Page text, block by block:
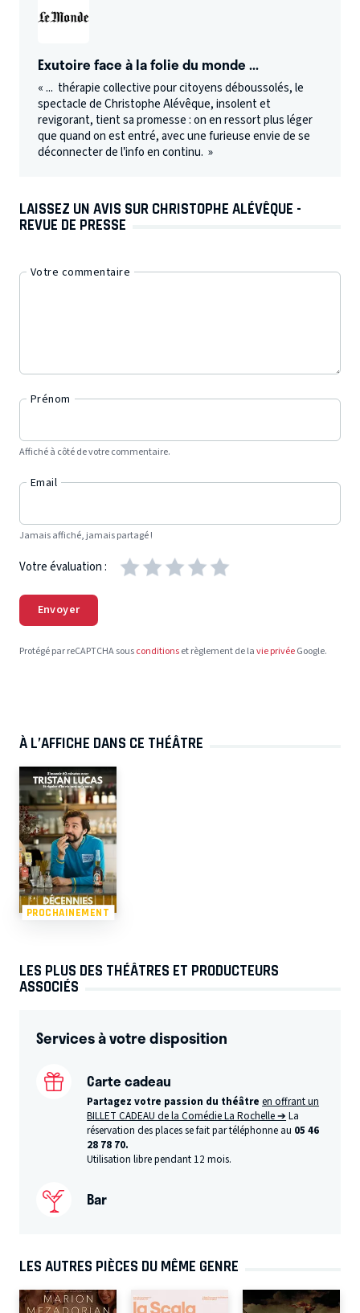
Exutoire face à la folie du monde ...
« ... thérapie collective pour citoyens déboussolés, le
spectacle de Christophe Alévêque, insolent et
revigorant, tient sa promesse : on en ressort plus léger
que quand on est entré, avec une furieuse envie de se
déconnecter de l’info en continu. »
LAISSEZ UN AVIS SUR CHRISTOPHE ALÉVÊQUE -
REVUE DE PRESSE
Votre commentaire
Prénom
Affiché à côté de votre commentaire.
Email
Jamais affiché, jamais partagé !
Votre évaluation :
Envoyer
Protégé par reCAPTCHA sousconditionset règlement de lavie privéeGoogle.
À L’AFFICHE DANS CE THÉÂTRE
PROCHAINEMENT
LES PLUS DES THÉÂTRES ET PRODUCTEURS
ASSOCIÉS
Services à votre disposition
Carte cadeau
Partagez votre passion du théâtre en offrant un
BILLET CADEAU de la Comédie La Rochelle ➔ La
réservation des places se fait par téléphonne au 05 46
28 78 70.
Utilisation libre pendant 12 mois.
Bar
LES AUTRES PIÈCES DU MÊME GENRE